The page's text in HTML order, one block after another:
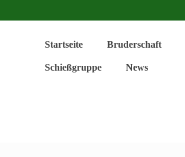
Startseite Bruderschaft
Schießgruppe News